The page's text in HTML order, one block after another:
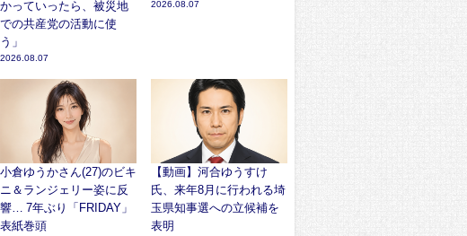
かっていったら、被災地
での共産党の活動に使
う」
2026.08.07
2026.08.07
小倉ゆうかさん(27)のビキ
ニ＆ランジェリー姿に反
響… 7年ぶり「FRIDAY」
表紙巻頭
【動画】河合ゆうすけ
氏、来年8月に行われる埼
玉県知事選への立候補を
表明